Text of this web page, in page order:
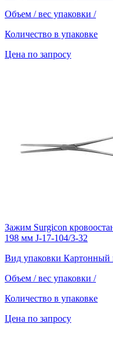
Объем / вес упаковки /
Количество в упаковке
Цена по запросу
Зажим Surgicon
198 мм J-17-104/3-32
Вид упаковки Картонный
Объем / вес упаковки /
Количество в упаковке
Цена по запросу